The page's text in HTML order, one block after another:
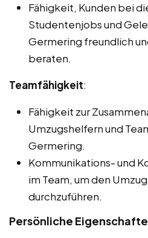
Fähigkeit, Kunden bei
Studentenjobs und
Germering freundlich
beraten.
Teamfähigkeit:
Fähigkeit zur
Umzugshelfern und
Germering.
Kommunikations- und
im Team, um den
durchzuführen.
Persönliche